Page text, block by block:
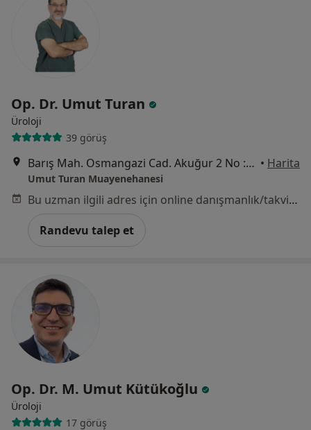
Op. Dr. Umut Turan
Üroloji
39 görüş
Barış Mah. Osmangazi Cad. Akuğur 2 No :13 17A, Bursa • Harita
Umut Turan Muayenehanesi
Bu uzman ilgili adres için online danışmanlık/takvim sunmuyor.
Randevu talep et
Op. Dr. M. Umut Kütükoğlu
Üroloji
17 görüş